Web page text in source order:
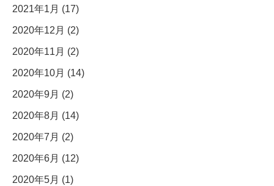
2021年1月 (17)
2020年12月 (2)
2020年11月 (2)
2020年10月 (14)
2020年9月 (2)
2020年8月 (14)
2020年7月 (2)
2020年6月 (12)
2020年5月 (1)